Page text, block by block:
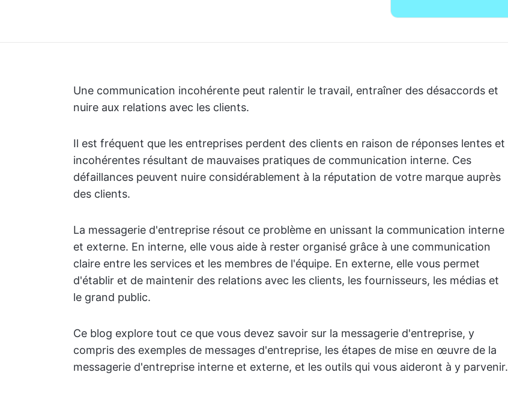
Une communication incohérente peut ralentir le travail, entraîner des désaccords et
nuire aux relations avec les clients.
Il est fréquent que les entreprises perdent des clients en raison de réponses lentes et
incohérentes résultant de mauvaises pratiques de communication interne. Ces
défaillances peuvent nuire considérablement à la réputation de votre marque auprès
des clients.
La messagerie d'entreprise résout ce problème en unissant la communication interne
et externe. En interne, elle vous aide à rester organisé grâce à une communication
claire entre les services et les membres de l'équipe. En externe, elle vous permet
d'établir et de maintenir des relations avec les clients, les fournisseurs, les médias et
le grand public.
Ce blog explore tout ce que vous devez savoir sur la messagerie d'entreprise, y
compris des exemples de messages d'entreprise, les étapes de mise en œuvre de la
messagerie d'entreprise interne et externe, et les outils qui vous aideront à y parvenir.